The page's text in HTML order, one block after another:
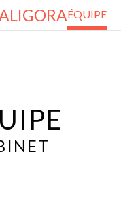
ÉQUIPE